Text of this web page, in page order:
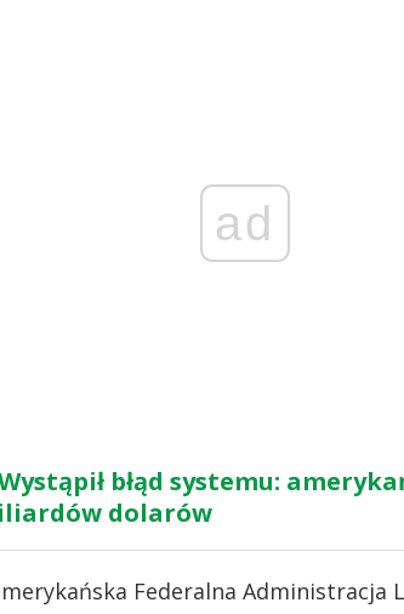
ad
błąd systemu:
dolarów
Federalna Administracja